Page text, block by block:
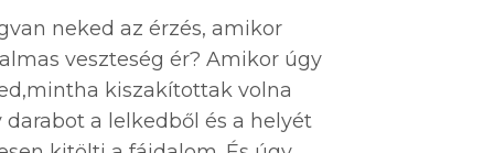
neked az érzés, amikor
veszteség ér? Amikor úgy
kiszakítottak volna
darabot a lelkedből és a helyét